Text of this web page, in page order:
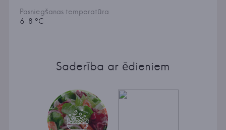
Pasniegšanas temperatūra
6-8 °C
Saderība ar ēdieniem